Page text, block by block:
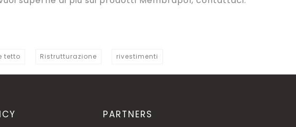
tetto Ristrutturazione rivestimenti
PARTNERS